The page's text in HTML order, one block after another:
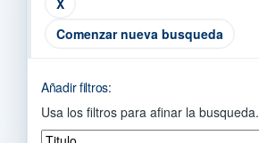
Comenzar nueva busqueda
Añadir filtros:
Usa los filtros para afinar la busqueda.